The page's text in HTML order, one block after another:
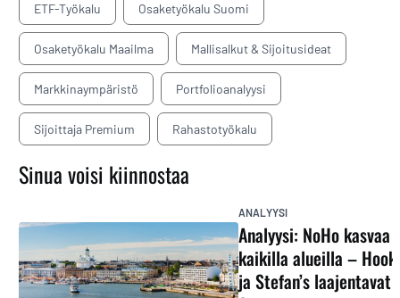
ETF-Työkalu Osaketyökalu Suomi
Osaketyökalu Maailma Mallisalkut & Sijoitusideat
Markkinaympäristö Portfolioanalyysi
Sijoittaja Premium Rahastotyökalu
Sinua voisi kiinnostaa
ANALYYSI
Analyysi: NoHo kasvaa
kaikilla alueilla – Hook
ja Stefan’s laajentavat